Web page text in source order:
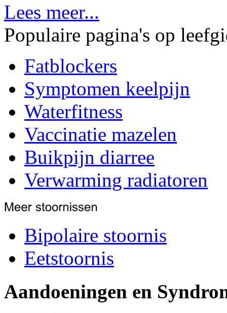
Lees meer...
Populaire pagina's op
Fatblockers
Symptomen keelpijn
Waterfitness
Vaccinatie mazelen
Buikpijn diarree
Verwarming radiatoren
Bipolaire stoornis
Eetstoornis
Aandoeningen en